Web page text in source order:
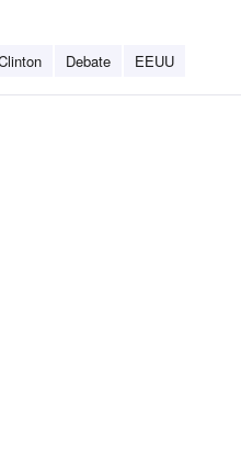
Debate EEUU